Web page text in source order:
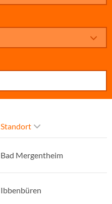
Standort
Bad Mergentheim
Ibbenbüren